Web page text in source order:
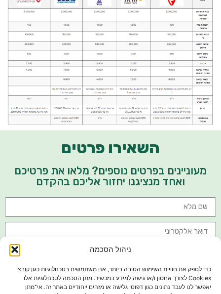
ניהול הסכמה
כדי לספק את חוויית השימוש הטובה ביותר, אנו משתמשים בטכנולוגיות כגון קובצי
Cookies לצורך אחסון ו/או גישה למידע במכשיר. מתן הסכמה לטכנולוגיות אלו
יאפשר לנו לעבד נתונים כגון דפוסי גלישה או מזהים ייחודיים באתר זה. אי־מתן
השאירו פרטים
מעוניינים בפרטים נוספים? מלאו את פרטיכם
ואחד מנציגנו יחזור אליכם בהקדם